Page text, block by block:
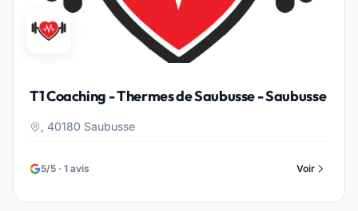
T1 Coaching - Thermes de Saubusse - Saubusse
, 40180 Saubusse
5/5 · 1 avis Voir